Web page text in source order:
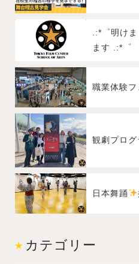
.:*゜明け
ます .:*゜
観劇プロ
日本舞踊
カテゴリー